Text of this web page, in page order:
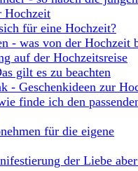
Hochzeit
für eine Hochzeit?
- was von der Hochzeit
auf der Hochzeitsreise
gilt es zu beachten
- Geschenkideen zur
finde ich den
für die eigene
der Liebe